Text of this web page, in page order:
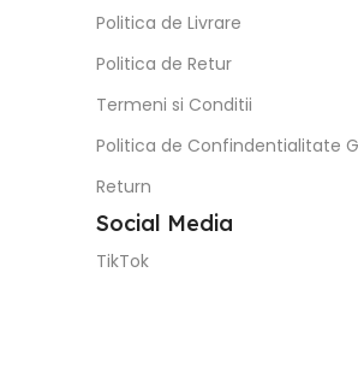
Politica de Livrare
Politica de Retur
Termeni si Conditii
Politica de Confindentialitate
Return
Social Media
TikTok